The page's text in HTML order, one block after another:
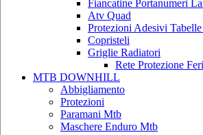
Fiancatine Portanumeri
Atv Quad
Protezioni Adesivi
Copristeli
Griglie Radiatori
Rete Protezione
MTB DOWNHILL
Abbigliamento
Protezioni
Paramani Mtb
Maschere Enduro Mtb